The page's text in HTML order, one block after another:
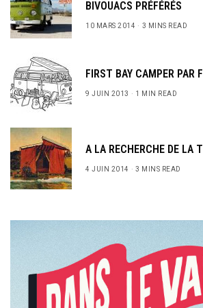
BIVOUACS PRÉFÉRÉS
10 MARS 2014 3 MINS READ
FIRST BAY CAMPER PAR
9 JUIN 2013 1 MIN READ
A LA RECHERCHE DE LA
4 JUIN 2014 3 MINS READ